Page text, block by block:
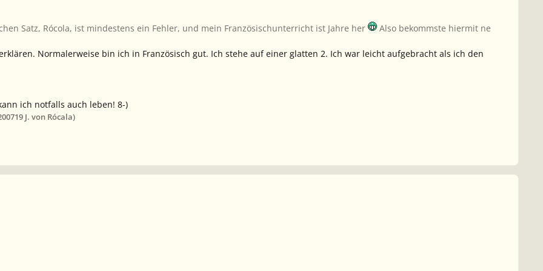
Satz, Rócola, ist mindestens ein Fehler, und mein Französischunterricht ist Jahre her Also bekommste hiermit ne
Normalerweise bin ich in Französisch gut. Ich stehe auf einer glatten 2. Ich war leicht aufgebracht als ich den
ich notfalls auch leben! 8-)
19 J. von Rócala)